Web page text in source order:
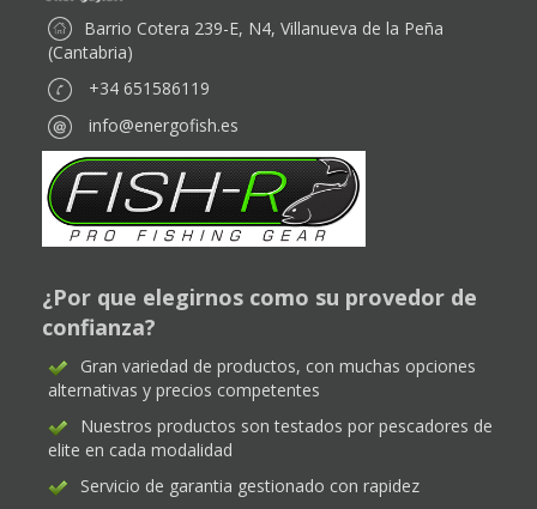
Barrio Cotera 239-E, N4, Villanueva de la Peña
(Cantabria)
+34 651586119
info@energofish.es
¿Por que elegirnos como su provedor de
confianza?
Gran variedad de productos, con muchas opciones
alternativas y precios competentes
Nuestros productos son testados por pescadores de
elite en cada modalidad
Servicio de garantia gestionado con rapidez